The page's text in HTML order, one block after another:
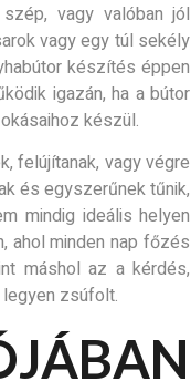
vagy valóban jól
vagy egy túl sekély
készítés éppen
igazán, ha a bútor
készül.
felújítanak, vagy végre
és egyszerűnek tűnik,
mindig ideális helyen
ahol minden nap főzés
máshol az a kérdés,
legyen zsúfolt.